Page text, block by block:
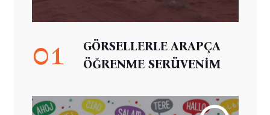
01
GÖRSELLERLE ARAPÇA
ÖĞRENME SERÜVENİM